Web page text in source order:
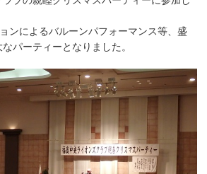
ンによるバルーンパフォーマンス等、盛
パーティーとなりました。